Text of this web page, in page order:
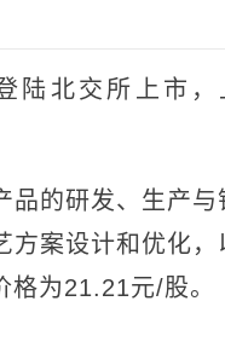
北交所上市，
的研发、生产与
案设计和优化
为21.21元/股。